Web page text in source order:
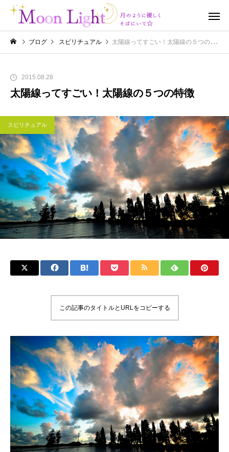
ブログ スピリチュアル 太陽線ってすごい！太陽線の５つの特徴
2015.08.28
太陽線ってすごい！太陽線の５つの特徴
スピリチュアル
この記事のタイトルとURLをコピーする